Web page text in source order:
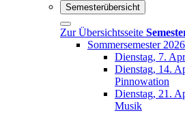
Semesterübersicht
Zur Übersichtsseite
Sommersemester 2026
Dienstag, 7.
Dienstag, 14.
Pinnowation
Dienstag, 21.
Musik